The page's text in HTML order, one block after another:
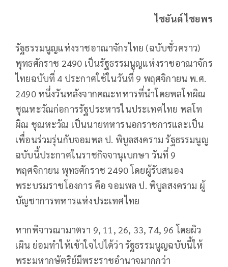
ไชยันต์ ไชยพร
รัฐธรรมนูญแห่งราชอาณาจักรไทย (ฉบับชั่วคราว)
พุทธศักราช 2490 เป็นรัฐธรรมนูญแห่งราชอาณาจักร
ไทยฉบับที่ 4 ประกาศใช้ในวันที่ 9 พฤศจิกายน พ.ศ.
2490 หนึ่งวันหลังจากคณะทหารที่นำโดยพลโทผิณ
ชุณหะวัณก่อการรัฐประหารในประเทศไทย พลโท
ผิณ ชุณหะวัณ เป็นนายทหารนอกราชการและเป็น
เพื่อนร่วมรุ่นกับจอมพล ป. พิบูลสงคราม รัฐธรรมนูญ
ฉบับนี้ประกาศในราชกิจจานุเบกษา วันที่ 9
พฤศจิกายน พุทธศักราช 2490 โดยผู้รับสนอง
พระบรมราชโองการ คือ จอมพล ป. พิบูลสงคราม ผู้
บัญชาการทหารแห่งประเทศไทย
หากพิจารณามาตรา 9, 11, 26, 33, 74, 96 โดยผิว
เผิน ย่อมทำให้เข้าใจไปได้ว่า รัฐธรรมนูญฉบับนี้ให้
พระมหากษัตริย์มีพระราชอำนาจมากกว่า